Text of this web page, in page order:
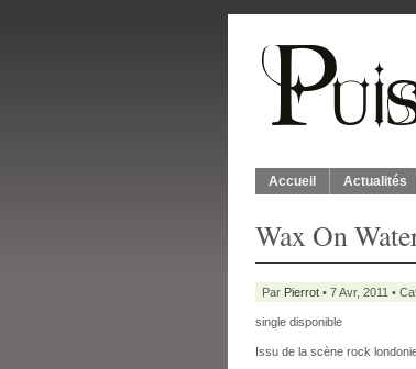
Accueil Actualités
Wax On
Par Pierrot • 7 Avr, 2011 •
single disponible
Issu de la scène rock